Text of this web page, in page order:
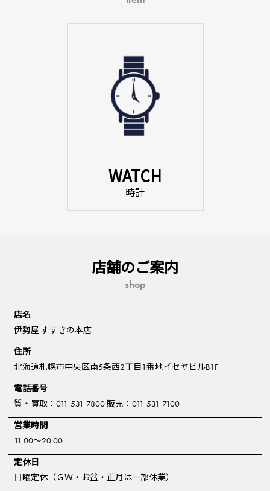
WATCH
時計
店舗のご案内
shop
店名
伊勢屋 すすきの本店
住所
北海道札幌市中央区南5条西2丁目1番地イセヤビルB1F
電話番号
質・買取：011-531-7800 販売：011-531-7100
営業時間
11:00～20:00
定休日
日曜定休（ＧＷ・お盆・正月は一部休業）